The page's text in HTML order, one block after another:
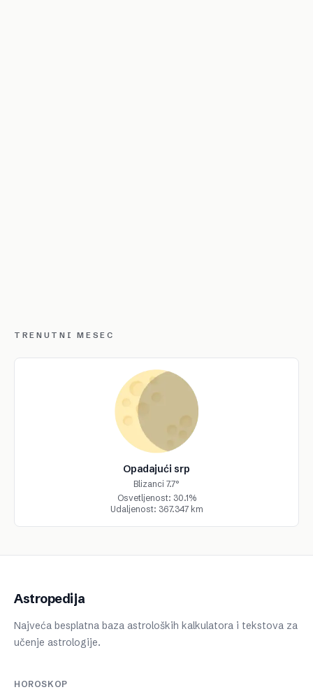
TRENUTNI MESEC
Opadajući srp
Blizanci 7.7°
Osvetljenost: 30.1%
Udaljenost: 367.347 km
Astropedija
Najveća besplatna baza astroloških kalkulatora i tekstova za
učenje astrologije.
HOROSKOP